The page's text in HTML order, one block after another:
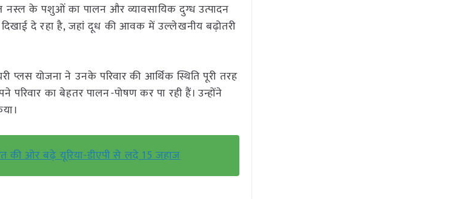
नस्ल के पशुओं का पालन और व्यावसायिक दुग्ध उत्पादन
दे रहा है, जहां दूध की आवक में उल्लेखनीय बढ़ोतरी
प्लस योजना ने उनके परिवार की आर्थिक स्थिति पूरी तरह
का बेहतर पालन-पोषण कर पा रही हैं। उन्होंने
की ओर बढ़े यूरिया-डीएपी से लदे 15 जहाज